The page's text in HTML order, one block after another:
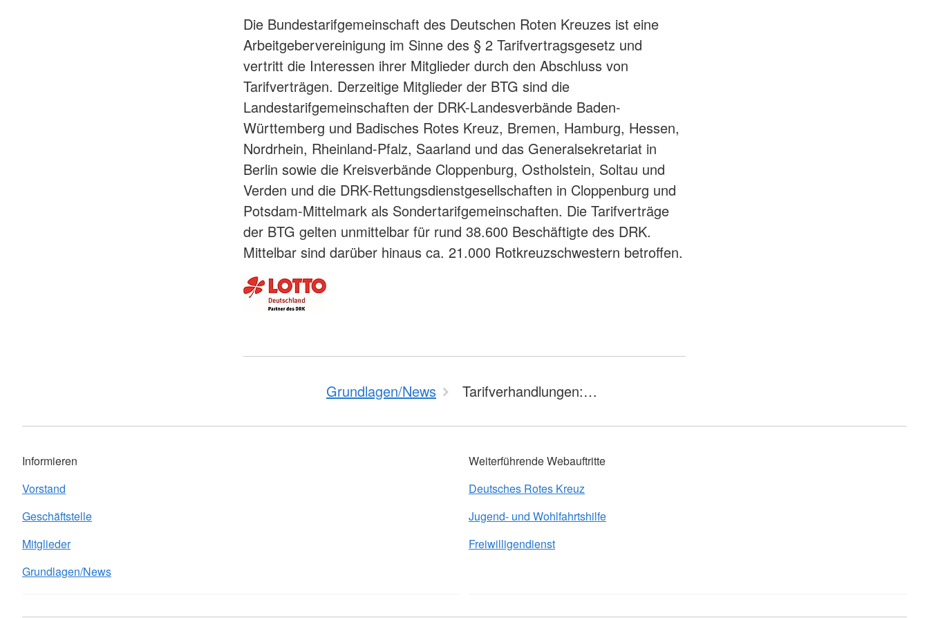
Die Bundestarifgemeinschaft des Deutschen Roten Kreuzes ist eine
Arbeitgebervereinigung im Sinne des § 2 Tarifvertragsgesetz und
vertritt die Interessen ihrer Mitglieder durch den Abschluss von
Tarifverträgen. Derzeitige Mitglieder der BTG sind die
Landestarifgemeinschaften der DRK-Landesverbände Baden-
Württemberg und Badisches Rotes Kreuz, Bremen, Hamburg, Hessen,
Nordrhein, Rheinland-Pfalz, Saarland und das Generalsekretariat in
Berlin sowie die Kreisverbände Cloppenburg, Ostholstein, Soltau und
Verden und die DRK-Rettungsdienstgesellschaften in Cloppenburg und
Potsdam-Mittelmark als Sondertarifgemeinschaften. Die Tarifverträge
der BTG gelten unmittelbar für rund 38.600 Beschäftigte des DRK.
Mittelbar sind darüber hinaus ca. 21.000 Rotkreuzschwestern betroffen.
Grundlagen/News Tarifverhandlungen:…
Informieren
Vorstand
Geschäftstelle
Mitglieder
Grundlagen/News
Weiterführende Webauftritte
Deutsches Rotes Kreuz
Jugend- und Wohlfahrtshilfe
Freiwilligendienst